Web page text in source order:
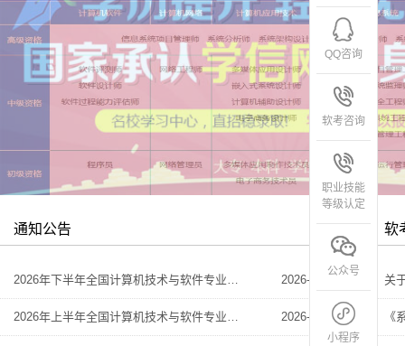
通知公告
2026年下半年全国计算机技术与软件专业技术资格(水平) 考试 大连考区报考通知 2026-07-23
2026年上半年全国计算机技术与软件专业技术资格（水平）考试 --大连考区合格证书领取通知 2026-07-10
软
QQ咨询
软考咨询
职业技能
等级认定
公众号
小程序